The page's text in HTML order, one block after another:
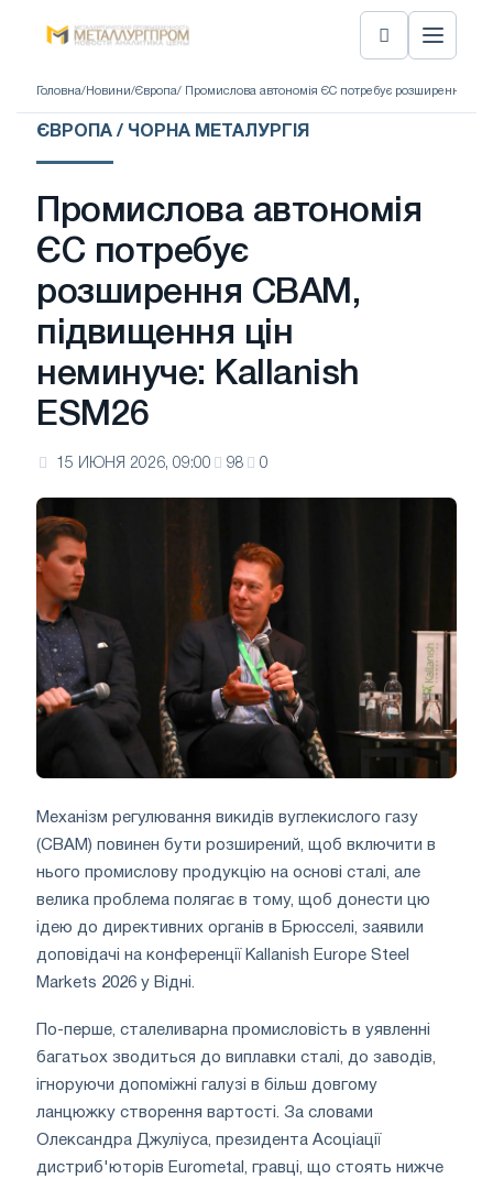
Головна/ Новини/Європа/ Промислова автономія ЄС потребує розширення
ЄВРОПА / ЧОРНА МЕТАЛУРГІЯ
Промислова автономія
ЄС потребує
розширення CBAM,
підвищення цін
неминуче: Kallanish
ESM26
15 ИЮНЯ 2026, 09:00 98 0
Механізм регулювання викидів вуглекислого газу
(CBAM) повинен бути розширений, щоб включити в
нього промислову продукцію на основі сталі, але
велика проблема полягає в тому, щоб донести цю
ідею до директивних органів в Брюсселі, заявили
доповідачі на конференції Kallanish Europe Steel
Markets 2026 у Відні.
По-перше, сталеливарна промисловість в уявленні
багатьох зводиться до виплавки сталі, до заводів,
ігноруючи допоміжні галузі в більш довгому
ланцюжку створення вартості. За словами
Олександра Джуліуса, президента Асоціації
дистриб'юторів Eurometal, гравці, що стоять нижче